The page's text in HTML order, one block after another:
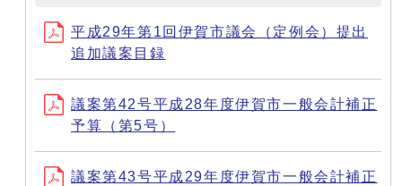
平成29年第1回伊賀市議会（定例会）提出
追加議案目録
議案第42号平成28年度伊賀市一般会計補正
予算（第5号）
議案第43号平成29年度伊賀市一般会計補正